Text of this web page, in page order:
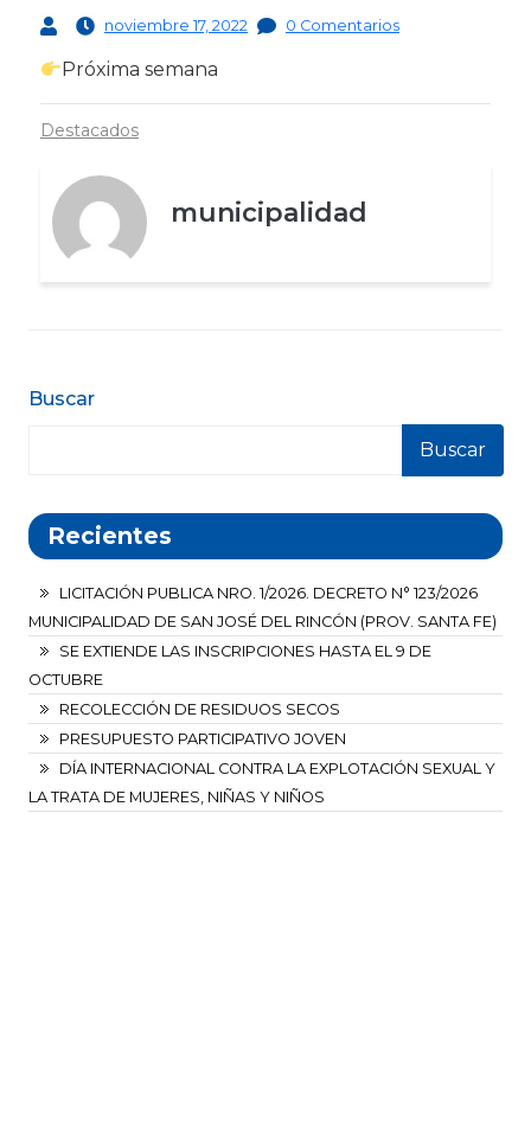
Buscar
Buscar
Recientes
LICITACIÓN PUBLICA NRO. 1/2026. DECRETO N° 123/2026
MUNICIPALIDAD DE SAN JOSÉ DEL RINCÓN (PROV. SANTA FE)
SE EXTIENDE LAS INSCRIPCIONES HASTA EL 9 DE
OCTUBRE
RECOLECCIÓN DE RESIDUOS SECOS
PRESUPUESTO PARTICIPATIVO JOVEN
DÍA INTERNACIONAL CONTRA LA EXPLOTACIÓN SEXUAL Y
LA TRATA DE MUJERES, NIÑAS Y NIÑOS
noviembre 17, 2022 0 Comentarios
Próxima semana
Destacados
municipalidad